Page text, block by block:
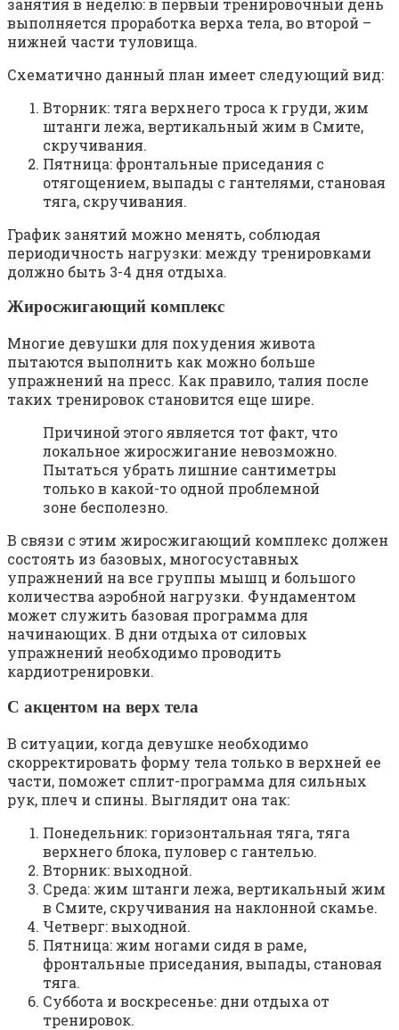
выполняется проработка верха тела, во второй –
нижней части туловища.
Схематично данный план имеет следующий вид:
Вторник: тяга верхнего троса к груди, жим
штанги лежа, вертикальный жим в Смите,
скручивания.
Пятница: фронтальные приседания с
отягощением, выпады с гантелями, становая
тяга, скручивания.
График занятий можно менять, соблюдая
периодичность нагрузки: между тренировками
должно быть 3-4 дня отдыха.
Жиросжигающий комплекс
Многие девушки для похудения живота
пытаются выполнить как можно больше
упражнений на пресс. Как правило, талия после
таких тренировок становится еще шире.
Причиной этого является тот факт, что
локальное жиросжигание невозможно.
Пытаться убрать лишние сантиметры
только в какой-то одной проблемной
зоне бесполезно.
В связи с этим жиросжигающий комплекс должен
состоять из базовых, многосуставных
упражнений на все группы мышц и большого
количества аэробной нагрузки. Фундаментом
может служить базовая программа для
начинающих. В дни отдыха от силовых
упражнений необходимо проводить
кардиотренировки.
С акцентом на верх тела
В ситуации, когда девушке необходимо
скорректировать форму тела только в верхней ее
части, поможет сплит-программа для сильных
рук, плеч и спины. Выглядит она так:
Понедельник: горизонтальная тяга, тяга
верхнего блока, пуловер с гантелью.
Вторник: выходной.
Среда: жим штанги лежа, вертикальный жим
в Смите, скручивания на наклонной скамье.
Четверг: выходной.
Пятница: жим ногами сидя в раме,
фронтальные приседания, выпады, становая
тяга.
Суббота и воскресенье: дни отдыха от
тренировок.